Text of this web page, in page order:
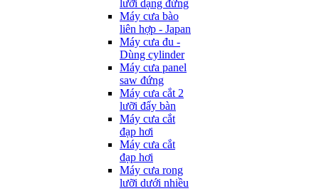
lưỡi dạng đứng
Máy cưa bào
liên hợp - Japan
Máy cưa đu -
Dùng cylinder
Máy cưa panel
saw đứng
Máy cưa cắt 2
lưỡi đẩy bàn
Máy cưa cắt
đạp hơi
Máy cưa cắt
đạp hơi
Máy cưa rong
lưỡi dưới nhiều